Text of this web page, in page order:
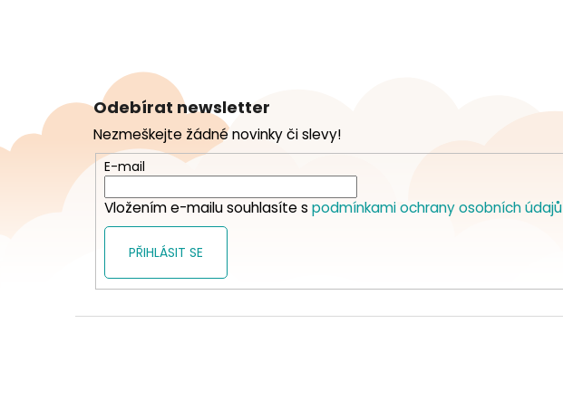
a
Odebírat newsletter
Nezmeškejte žádné novinky či slevy!
E-mail
Vložením e-mailu souhlasíte s podmínkami ochrany osobních údajů
PŘIHLÁSIT SE